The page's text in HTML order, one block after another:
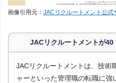
画像引用元： JACリクルートメント公式
JACリクルートメントが
JACリクルートメントは、技術
ャーといった管理職の転職に